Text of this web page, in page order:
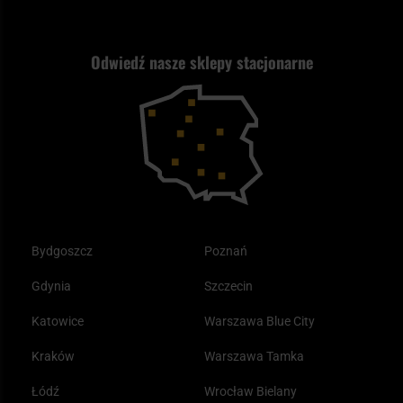
Reklamacje i gwarancja
Odwiedź nasze sklepy stacjonarne
Bydgoszcz
Gdynia
Katowice
Kraków
Łódź
Poznań
Szczecin
Warszawa Blue City
Warszawa Tamka
Wrocław Bielany
Kupony i kody rabatowe
Plecak ewakuacyjny preppersa
Samoobrona